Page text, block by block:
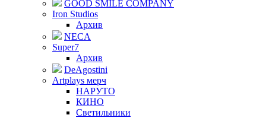
GOOD SMILE COMPANY
Iron Studios
Архив
NECA
Super7
Архив
DeAgostini
Artplays мерч
НАРУТО
КИНО
Светильники